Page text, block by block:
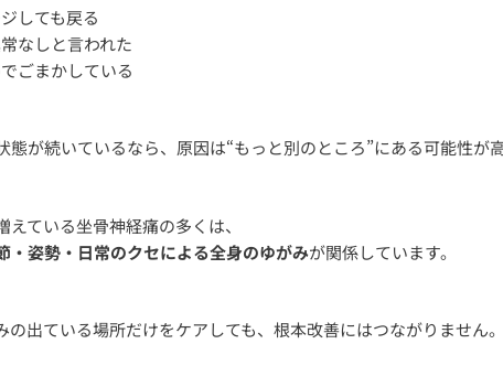
しても戻る
なしと言われた
ごまかしている
態が続いているなら、原因は“もっと別のところ”にある可能性が高
えている坐骨神経痛の多くは、
・姿勢・日常のクセによる全身のゆがみが関係しています。
の出ている場所だけをケアしても、根本改善にはつながりません。